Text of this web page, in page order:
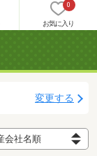
0
お気に入り
変更する